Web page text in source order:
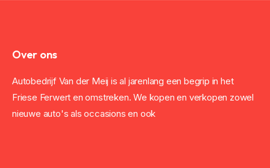
Over ons
Autobedrijf Van der Meij is al jarenlang een begrip in het
Friese Ferwert en omstreken. We kopen en verkopen zowel
nieuwe auto's als occasions en ook